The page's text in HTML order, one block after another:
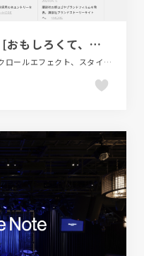
講談社採用ポータルサイト[おもしろくて、ためになる]
イラスト、グリーン系、シンプル、スクロールエフェクト、スタイリッシュ、タイポグラフィー、デザイン・アート・音楽・文芸、フラットデザイン、ホワイト系、ポップ、大きめ写真、新卒・中途採用サイト